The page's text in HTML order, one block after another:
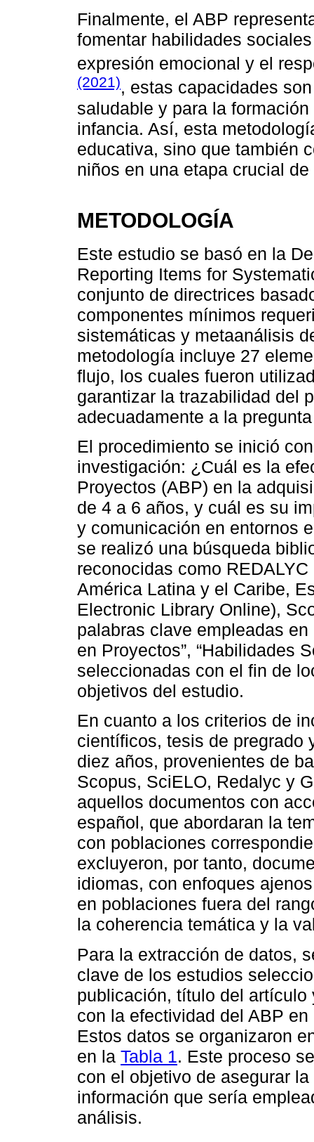
Finalmente, el ABP
fomentar habilidades
expresión emocional y el
(2021), estas capacidades
saludable y para la
infancia. Así, esta
educativa, sino que también
niños en una etapa crucial
METODOLOGÍA
Este estudio se basó en la
Reporting Items for
conjunto de directrices
componentes mínimos
sistemáticas y metaanálisis
metodología incluye 27
flujo, los cuales fueron
garantizar la trazabilidad del
adecuadamente a la
El procedimiento se inició
investigación: ¿Cuál es la
Proyectos (ABP) en la
de 4 a 6 años, y cuál es su
y comunicación en entornos
se realizó una búsqueda
reconocidas como
América Latina y el Caribe,
Electronic Library Online),
palabras clave empleadas
en Proyectos”, “Habilidades
seleccionadas con el fin de
objetivos del estudio.
En cuanto a los criterios de
científicos, tesis de pregrado
diez años, provenientes de
Scopus, SciELO, Redalyc y
aquellos documentos con
español, que abordaran la
con poblaciones
excluyeron, por tanto,
idiomas, con enfoques
en poblaciones fuera del
la coherencia temática y la
Para la extracción de datos,
clave de los estudios
publicación, título del
con la efectividad del ABP
Estos datos se organizaron
en la Tabla 1. Este proceso
con el objetivo de asegurar
información que sería
análisis.